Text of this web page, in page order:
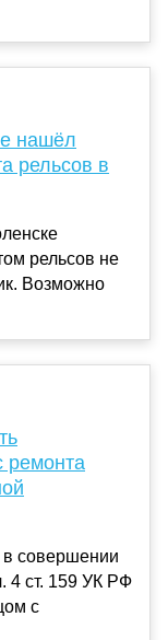
нашёл
рельсов в
рельсов не
Возможно
ремонта
в совершении
4 ст. 159 УК РФ
с